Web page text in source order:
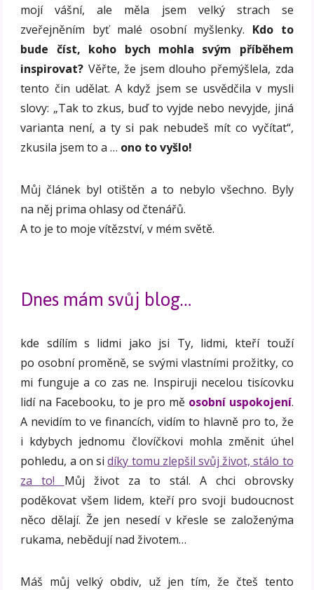
mojí vášní, ale měla jsem velký strach se
zveřejněním byť malé osobní myšlenky. Kdo to
bude číst, koho bych mohla svým příběhem
inspirovat? Věřte, že jsem dlouho přemýšlela, zda
tento čin udělat. A když jsem se usvědčila v mysli
slovy: „Tak to zkus, buď to vyjde nebo nevyjde, jiná
varianta není, a ty si pak nebudeš mít co vyčítat“,
zkusila jsem to a … ono to vyšlo!
Můj článek byl otištěn a to nebylo všechno. Byly
na něj prima ohlasy od čtenářů.
A to je to moje vítězství, v mém světě.
Dnes mám svůj blog…
kde sdílím s lidmi jako jsi Ty, lidmi, kteří touží
po osobní proměně, se svými vlastními prožitky, co
mi funguje a co zas ne. Inspiruji necelou tisícovku
lidí na Facebooku, to je pro mě osobní uspokojení.
A nevidím to ve financích, vidím to hlavně pro to, že
i kdybych jednomu človíčkovi mohla změnit úhel
pohledu, a on sidíky tomu zlepšil svůj život, stálo to
za to! Můj život za to stál. A chci obrovsky
poděkovat všem lidem, kteří pro svoji budoucnost
něco dělají. Že jen nesedí v křesle se založenýma
rukama, nebědují nad životem…
Máš můj velký obdiv, už jen tím, že čteš tento